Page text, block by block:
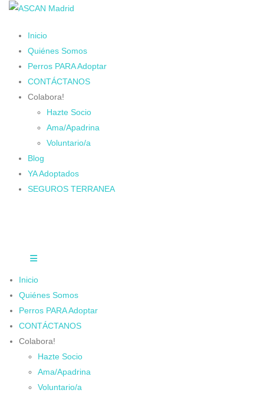
Inicio
Quiénes Somos
Perros PARA Adoptar
CONTÁCTANOS
Colabora!
Hazte Socio
Ama/Apadrina
Voluntario/a
Blog
YA Adoptados
SEGUROS TERRANEA
Inicio
Quiénes Somos
Perros PARA Adoptar
CONTÁCTANOS
Colabora!
Hazte Socio
Ama/Apadrina
Voluntario/a